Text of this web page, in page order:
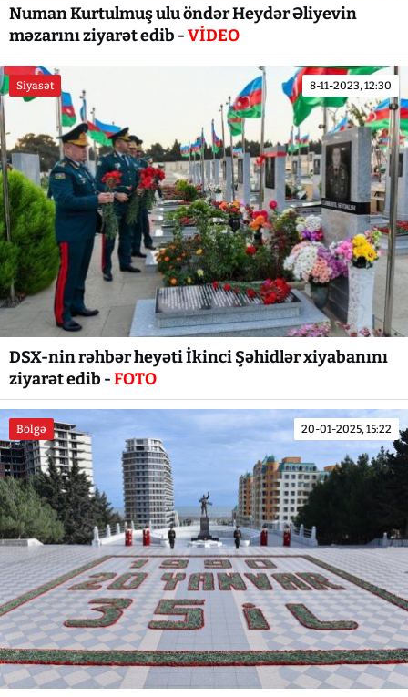
Numan Kurtulmuş ulu öndər Heydər Əliyevin
məzarını ziyarət edib -VİDEO
Siyasət 8-11-2023, 12:30
DSX-nin rəhbər heyəti İkinci Şəhidlər xiyabanını
ziyarət edib -FOTO
Bölgə 20-01-2025, 15:22